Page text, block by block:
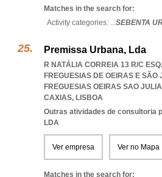
Matches in the search for:
Activity categories: ...SEBENTA
Premissa Urbana, Lda
R NATÁLIA CORREIA 13 R/C
FREGUESIAS DE OEIRAS E
FREGUESIAS OEIRAS SAO
CAXIAS, LISBOA
Outras atividades de consultoria
LDA
Ver empresa Ver no Mapa
Matches in the search for: